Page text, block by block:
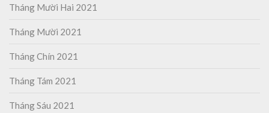
Tháng Mười Hai 2021
Tháng Mười 2021
Tháng Chín 2021
Tháng Tám 2021
Tháng Sáu 2021